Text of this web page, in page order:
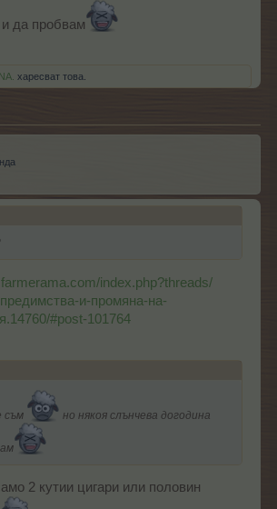
да пробвам
харесват това.
index.php?threads/
и-промяна-на-
#post-101764
съм но някоя слънчева догодина
2 кутии цигари или половин